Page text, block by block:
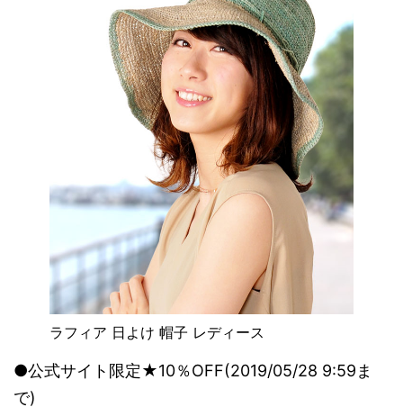
ラフィア 日よけ 帽子 レディース
●公式サイト限定★10％OFF(2019/05/28 9:59ま
で)